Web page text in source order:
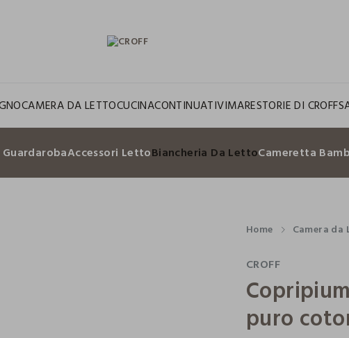
CAMERA DA LETTOCUCINACONTINUATIVIMARESTORIE DI CROFF
Accessori LettoBiancheria Da LettoCameretta
Home Camera da
CROFF
puro